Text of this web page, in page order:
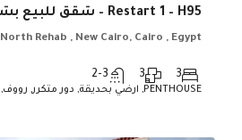
Restart 1 – H95 – شقق للبيع بشمال الرحاب
North Rehab , New Cairo, Cairo , Egypt
3
3
2-3
PENTHOUSE, ارضي بحديقة, دور متكرر, رووف, شقة, سكني